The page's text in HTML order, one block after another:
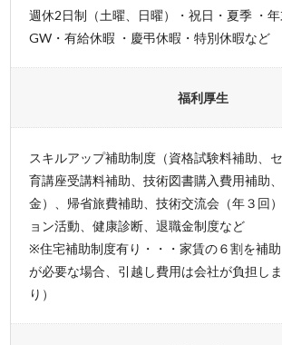
週休2日制（土曜、日曜）・祝日・夏季 ・年
GW・有給休暇 ・慶弔休暇・特別休暇など
福利厚生
スキルアップ補助制度（資格試験料補助、
育講座受講料補助、技術図書購入費用補助
金）、帰省旅費補助、技術交流会（年３回
ョン活動、健康診断、退職金制度など
※住宅補助制度有り・・・家賃の６割を補
が必要な場合、引越し費用は会社が負担し
り）